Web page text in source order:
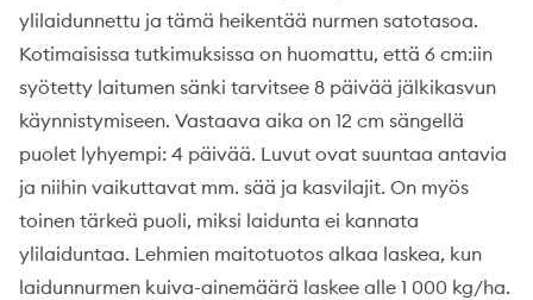
ylilaidunnettu ja tämä heikentää nurmen satotasoa.
Kotimaisissa tutkimuksissa on huomattu, että 6 cm:iin
syötetty laitumen sänki tarvitsee 8 päivää jälkikasvun
käynnistymiseen. Vastaava aika on 12 cm sängellä
puolet lyhyempi: 4 päivää. Luvut ovat suuntaa antavia
ja niihin vaikuttavat mm. sää ja kasvilajit. On myös
toinen tärkeä puoli, miksi laidunta ei kannata
ylilaiduntaa. Lehmien maitotuotos alkaa laskea, kun
laidunnurmen kuiva-ainemäärä laskee alle 1 000 kg/ha.